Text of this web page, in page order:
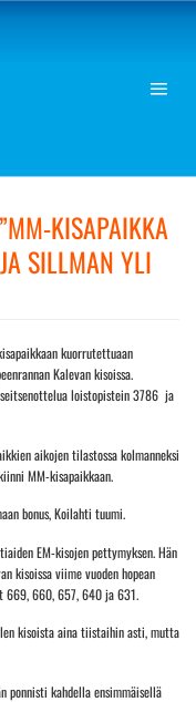
KISAPAIKKA
SILLMAN YLI
kuorrutettuaan
Kalevan kisoissa.
loistopistein 3786 ja
aikojen tilastossa kolmanneksi
MM-kisapaikkaan.
bonus, Koilahti tuumi.
EM-kisojen pettymyksen. Hän
kisoissa viime vuoden hopean
669, 660, 657, 640 ja 631.
kisoista aina tiistaihin asti, mutta
ponnisti kahdella ensimmäisellä